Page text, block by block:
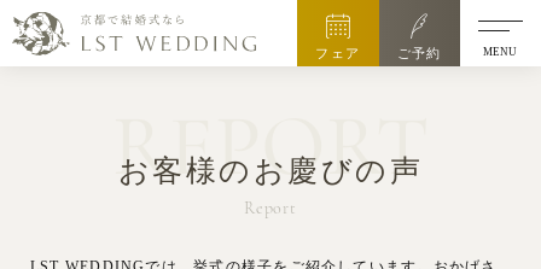
フェア ご予約 MENU
お客様のお慶びの声
Report
REPORT